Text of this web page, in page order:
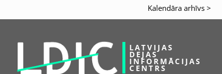
Kalendāra arhīvs >
LATVIJAS
DEJAS
INFORMĀCIJAS
CENTRS